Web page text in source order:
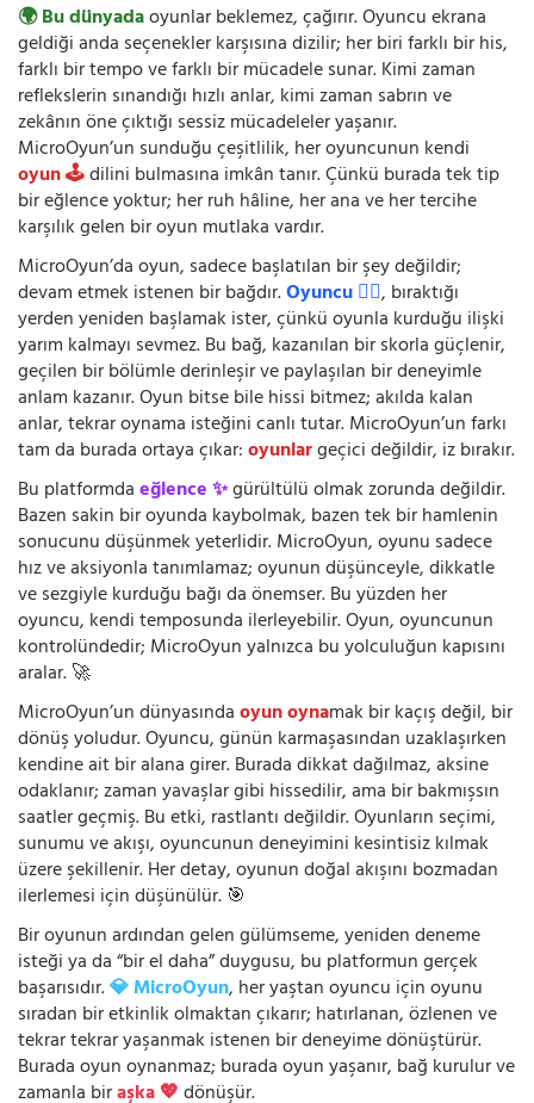
🌍 Bu dünyadaoyunlar beklemez, çağırır. Oyuncu ekrana
geldiği anda seçenekler karşısına dizilir; her biri farklı bir his,
farklı bir tempo ve farklı bir mücadele sunar. Kimi zaman
reflekslerin sınandığı hızlı anlar, kimi zaman sabrın ve
zekânın öne çıktığı sessiz mücadeleler yaşanır.
MicroOyun’un sunduğu çeşitlilik, her oyuncunun kendi
oyun 🕹️dilini bulmasına imkân tanır. Çünkü burada tek tip
bir eğlence yoktur; her ruh hâline, her ana ve her tercihe
karşılık gelen bir oyun mutlaka vardır.
MicroOyun’da oyun, sadece başlatılan bir şey değildir;
devam etmek istenen bir bağdır.Oyuncu 🧍‍♂️, bıraktığı
yerden yeniden başlamak ister, çünkü oyunla kurduğu ilişki
yarım kalmayı sevmez. Bu bağ, kazanılan bir skorla güçlenir,
geçilen bir bölümle derinleşir ve paylaşılan bir deneyimle
anlam kazanır. Oyun bitse bile hissi bitmez; akılda kalan
anlar, tekrar oynama isteğini canlı tutar. MicroOyun’un farkı
tam da burada ortaya çıkar:oyunlargeçici değildir, iz bırakır.
Bu platformdaeğlence ✨gürültülü olmak zorunda değildir.
Bazen sakin bir oyunda kaybolmak, bazen tek bir hamlenin
sonucunu düşünmek yeterlidir. MicroOyun, oyunu sadece
hız ve aksiyonla tanımlamaz; oyunun düşünceyle, dikkatle
ve sezgiyle kurduğu bağı da önemser. Bu yüzden her
oyuncu, kendi temposunda ilerleyebilir. Oyun, oyuncunun
kontrolündedir; MicroOyun yalnızca bu yolculuğun kapısını
aralar. 🚀
MicroOyun’un dünyasındaoyun oynamak bir kaçış değil, bir
dönüş yoludur. Oyuncu, günün karmaşasından uzaklaşırken
kendine ait bir alana girer. Burada dikkat dağılmaz, aksine
odaklanır; zaman yavaşlar gibi hissedilir, ama bir bakmışsın
saatler geçmiş. Bu etki, rastlantı değildir. Oyunların seçimi,
sunumu ve akışı, oyuncunun deneyimini kesintisiz kılmak
üzere şekillenir. Her detay, oyunun doğal akışını bozmadan
ilerlemesi için düşünülür. 🎯
Bir oyunun ardından gelen gülümseme, yeniden deneme
isteği ya da “bir el daha” duygusu, bu platformun gerçek
başarısıdır.💎 MicroOyun, her yaştan oyuncu için oyunu
sıradan bir etkinlik olmaktan çıkarır; hatırlanan, özlenen ve
tekrar tekrar yaşanmak istenen bir deneyime dönüştürür.
Burada oyun oynanmaz; burada oyun yaşanır, bağ kurulur ve
zamanla biraşka 💖dönüşür.